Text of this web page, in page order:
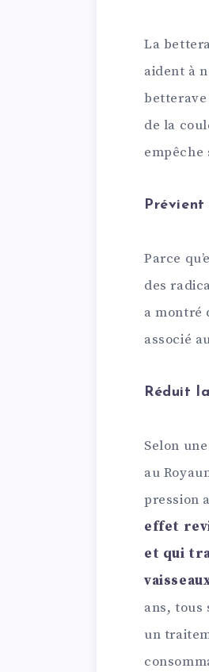
La
aident à
de la
Prévient
Parce
des
a montré
associé
Réduit
Selon
au
pression
effet
et qui
ans,
un